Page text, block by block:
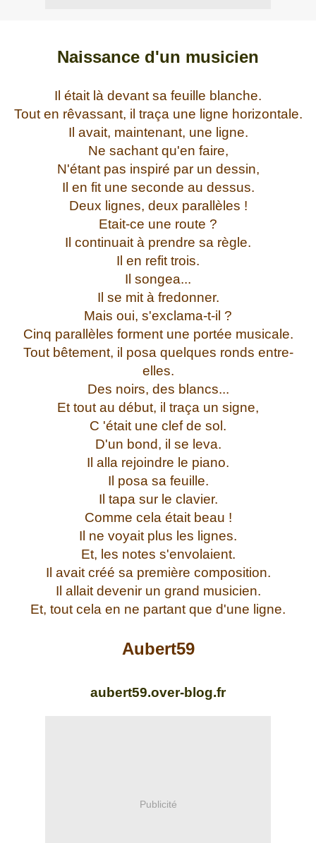
Naissance d'un musicien
Il était là devant sa feuille blanche.
Tout en rêvassant, il traça une ligne horizontale.
Il avait, maintenant, une ligne.
Ne sachant qu'en faire,
N'étant pas inspiré par un dessin,
Il en fit une seconde au dessus.
Deux lignes, deux parallèles !
Etait-ce une route ?
Il continuait à prendre sa règle.
Il en refit trois.
Il songea...
Il se mit à fredonner.
Mais oui, s'exclama-t-il ?
Cinq parallèles forment une portée musicale.
Tout bêtement, il posa quelques ronds entre-
elles.
Des noirs, des blancs...
Et tout au début, il traça un signe,
C 'était une clef de sol.
D'un bond, il se leva.
Il alla rejoindre le piano.
Il posa sa feuille.
Il tapa sur le clavier.
Comme cela était beau !
Il ne voyait plus les lignes.
Et, les notes s'envolaient.
Il avait créé sa première composition.
Il allait devenir un grand musicien.
Et, tout cela en ne partant que d'une ligne.
Aubert59
aubert59.over-blog.fr
Publicité